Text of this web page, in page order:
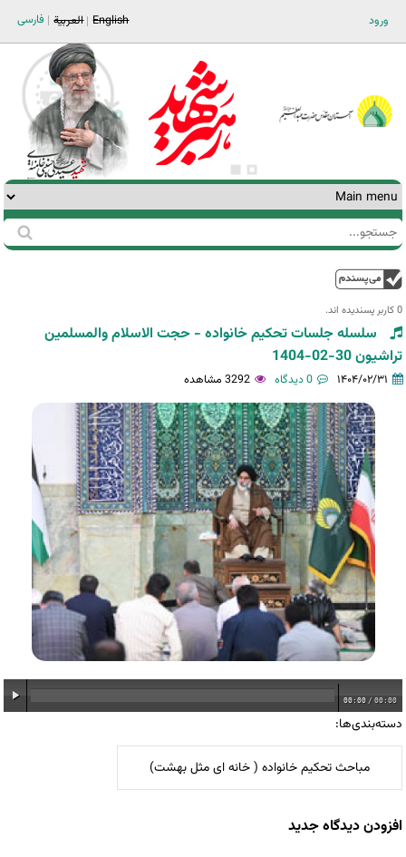
ورود فارسی العربية English
فرم
جستجو
جستجو
0 کاربر پسندیده اند.‎
سلسله جلسات تحکیم خانواده - حجت الاسلام والمسلمین
تراشیون 30-02-1404
۱۴۰۴/۰۲/۳۱ 0 دیدگاه 3292 مشاهده
00:00 / 00:00
دسته‌بندی‌ها:
مباحث تحکیم خانواده ( خانه ای مثل بهشت)
افزودن دیدگاه جدید